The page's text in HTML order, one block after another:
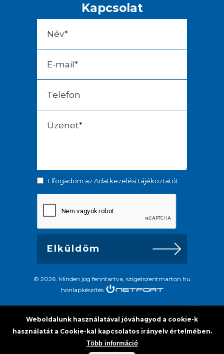
Kapcsolat
Elfogadom azAdatkezelési tájékoztatót
© 2026. Minden jog fenntartva, szigetszentmarton.hu
honlapkészítés
Weboldalunk használatával jóváhagyod a cookie-k
használatát a Cookie-kal kapcsolatos irányelv értelmében.
Több információ